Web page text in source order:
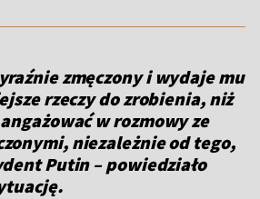
zmęczony i wydaje mu
rzeczy do zrobienia, niż
w rozmowy ze
niezależnie od tego,
Putin – powiedziało